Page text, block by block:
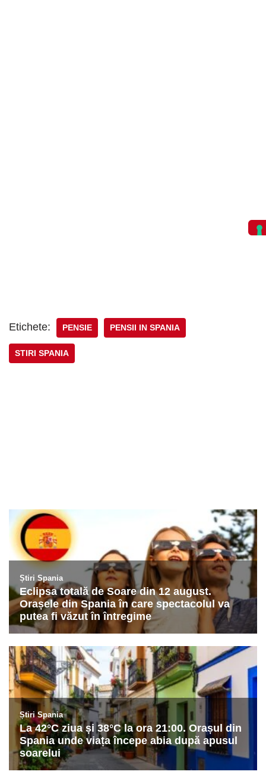
Etichete: PENSIE PENSII IN SPANIA
STIRI SPANIA